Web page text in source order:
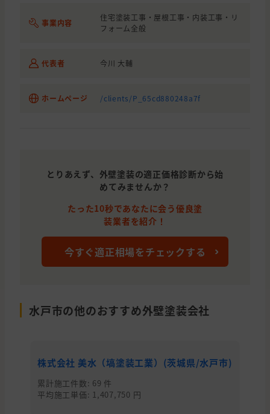
事業内容
住宅塗装工事・屋根工事・内装工事・リ
フォーム全般
代表者 今川 大輔
ホームページ /clients/P_65cd880248a7f
とりあえず、外壁塗装の適正価格診断から始
めてみませんか？
たった10秒であなたに会う優良塗
装業者を紹介！
今すぐ適正相場をチェックする
水戸市の他のおすすめ外壁塗装会社
株式会社 美水（塙塗装工業）(茨城県/水戸市)
累計施工件数: 69 件
平均施工単価: 1,407,750 円